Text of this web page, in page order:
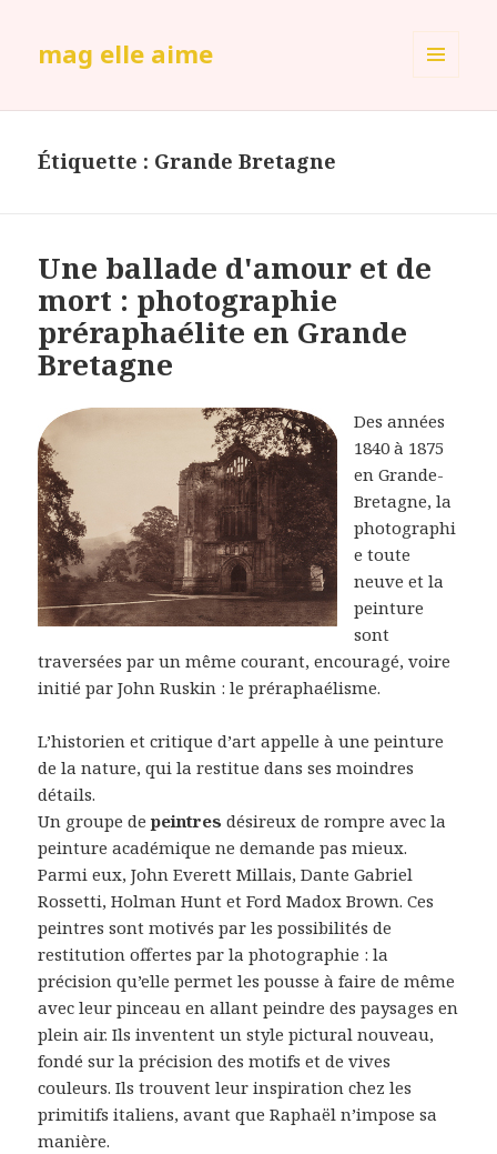
mag elle aime
Étiquette : Grande Bretagne
Une ballade d'amour et de
mort : photographie
préraphaélite en Grande
Bretagne
Des années
1840 à 1875
en Grande-
Bretagne, la
photographi
e toute
neuve et la
peinture
sont
traversées par un même courant, encouragé, voire
initié par John Ruskin : le préraphaélisme.
L’historien et critique d’art appelle à une peinture
de la nature, qui la restitue dans ses moindres
détails.
Un groupe depeintres désireux de rompre avec la
peinture académique ne demande pas mieux.
Parmi eux, John Everett Millais, Dante Gabriel
Rossetti, Holman Hunt et Ford Madox Brown. Ces
peintres sont motivés par les possibilités de
restitution offertes par la photographie : la
précision qu’elle permet les pousse à faire de même
avec leur pinceau en allant peindre des paysages en
plein air. Ils inventent un style pictural nouveau,
fondé sur la précision des motifs et de vives
couleurs. Ils trouvent leur inspiration chez les
primitifs italiens, avant que Raphaël n’impose sa
manière.